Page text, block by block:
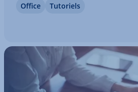
outils gratuits et faciles à
Office Tutoriels